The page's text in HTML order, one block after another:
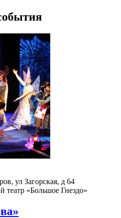
ул Загорская, д 64
театр «Большое Гнездо»